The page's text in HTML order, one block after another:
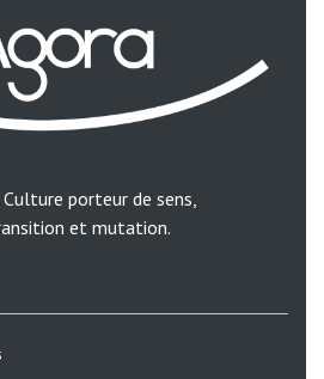
porteur de sens,
et mutation.